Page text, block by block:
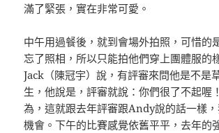
滿了緊張，實在非常可愛。
中午用過餐後，就到會場外拍照，可惜的
忘了照相，所以只能拍他們穿上團體服的
Jack（陳冠宇）說，有評審來問他是不是
生，他說是，評審就說：你們很了不起喔
為，這就跟去年評審跟Andy說的話一樣
機會。下午的比賽感覺依舊平平，去年的